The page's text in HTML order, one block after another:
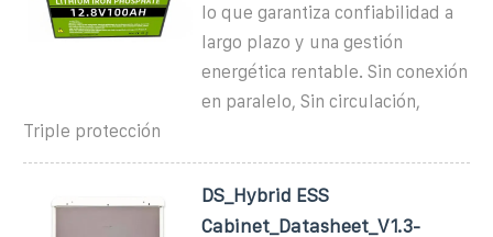
lo que garantiza confiabilidad a
largo plazo y una gestión
energética rentable. Sin conexión
en paralelo, Sin circulación,
Triple protección
DS_Hybrid ESS
Cabinet_Datasheet_V1.3-